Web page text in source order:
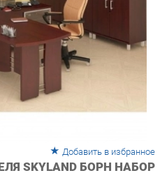
SKYLAND БОРН НАБОР